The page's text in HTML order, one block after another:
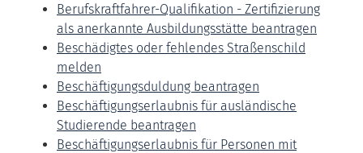
Berufskraftfahrer-Qualifikation - Zertifizierung
als anerkannte Ausbildungsstätte beantragen
Beschädigtes oder fehlendes Straßenschild
melden
Beschäftigungsduldung beantragen
Beschäftigungserlaubnis für ausländische
Studierende beantragen
Beschäftigungserlaubnis für Personen mit